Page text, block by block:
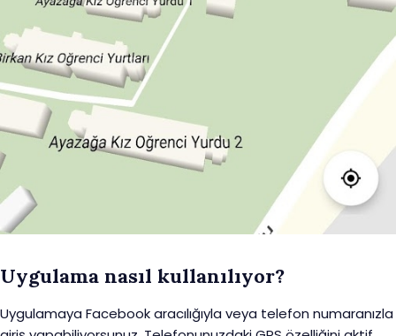
Uygulama nasıl kullanılıyor?
Uygulamaya Facebook aracılığıyla veya telefon numaranızla